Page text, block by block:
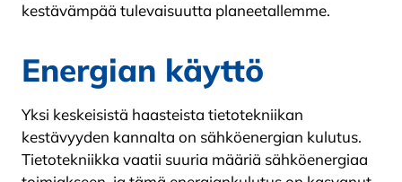
kestävämpää tulevaisuutta planeetallemme.
Energian käyttö
Yksi keskeisistä haasteista tietotekniikan
kestävyyden kannalta on sähköenergian kulutus.
Tietotekniikka vaatii suuria määriä sähköenergiaa